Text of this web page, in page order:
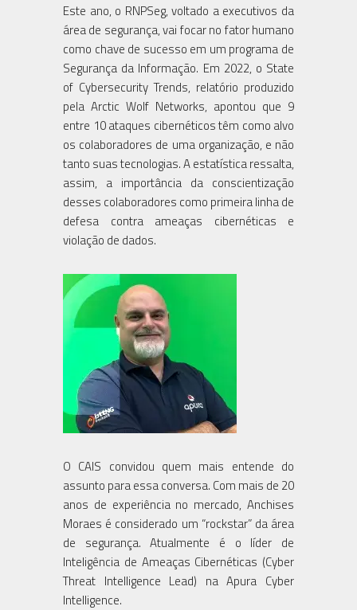
Este ano, o RNPSeg, voltado a executivos da
área de segurança, vai focar no fator humano
como chave de sucesso em um programa de
Segurança da Informação. Em 2022, o State
of Cybersecurity Trends, relatório produzido
pela Arctic Wolf Networks, apontou que 9
entre 10 ataques cibernéticos têm como alvo
os colaboradores de uma organização, e não
tanto suas tecnologias. A estatística ressalta,
assim, a importância da conscientização
desses colaboradores como primeira linha de
defesa contra ameaças cibernéticas e
violação de dados.
O CAIS convidou quem mais entende do
assunto para essa conversa. Com mais de 20
anos de experiência no mercado, Anchises
Moraes é considerado um “rockstar” da área
de segurança. Atualmente é o líder de
Inteligência de Ameaças Cibernéticas (Cyber
Threat Intelligence Lead) na Apura Cyber
Intelligence.